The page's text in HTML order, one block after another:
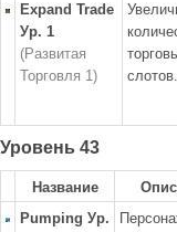
Expand Trade
Ур. 1
(Развитая
Торговля 1)
слотов.
Уровень 43
Название
Pumping Ур.